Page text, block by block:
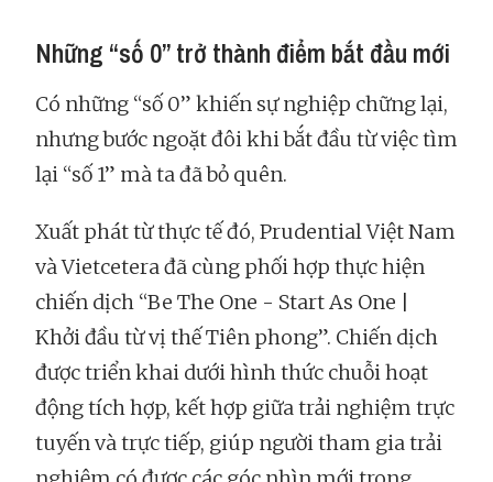
Những “số 0” trở thành điểm bắt đầu mới
Có những “số 0” khiến sự nghiệp chững lại,
nhưng bước ngoặt đôi khi bắt đầu từ việc tìm
lại “số 1” mà ta đã bỏ quên.
Xuất phát từ thực tế đó, Prudential Việt Nam
và Vietcetera đã cùng phối hợp thực hiện
chiến dịch “Be The One - Start As One |
Khởi đầu từ vị thế Tiên phong”. Chiến dịch
được triển khai dưới hình thức chuỗi hoạt
động tích hợp, kết hợp giữa trải nghiệm trực
tuyến và trực tiếp, giúp người tham gia trải